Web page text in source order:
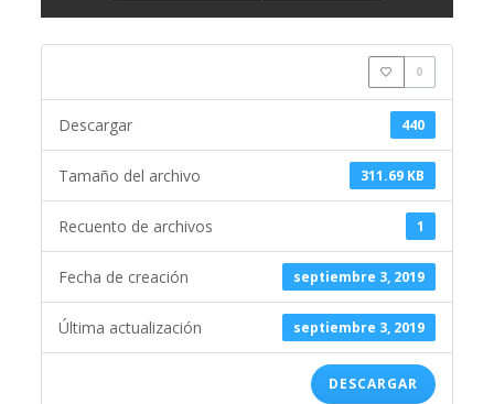
0
440
Descargar
311.69 KB
Tamaño del archivo
1
Recuento de archivos
septiembre 3, 2019
Fecha de creación
septiembre 3, 2019
Última actualización
DESCARGAR